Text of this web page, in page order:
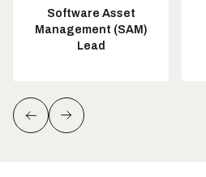
Software Asset
Management (SAM)
Lead